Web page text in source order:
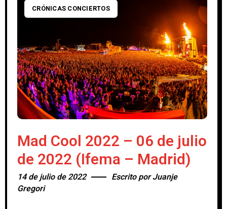
CRÓNICAS CONCIERTOS
Mad Cool 2022 – 06 de julio
de 2022 (Ifema – Madrid)
14 de julio de 2022 Escrito porJuanje
Gregori